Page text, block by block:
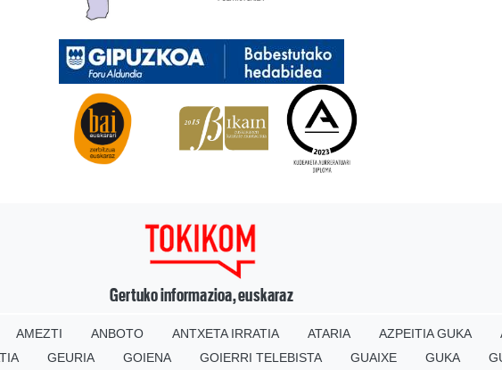
Gertuko informazioa, euskaraz
AMEZTI ANBOTO ANTXETA IRRATIA ATARIA AZPEITIA GUKA
GEURIA GOIENA GOIERRI TELEBISTA GUAIXE GUKA